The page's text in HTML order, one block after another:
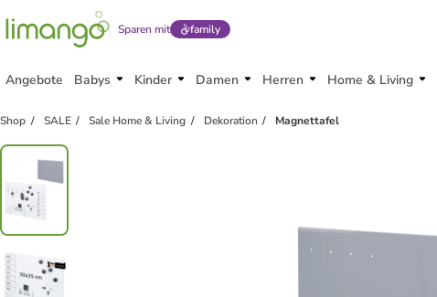
Sparen mit family
Angebote Babys Kinder Damen Herren Home & Living
Shop SALE Sale Home & Living Dekoration Magnettafel